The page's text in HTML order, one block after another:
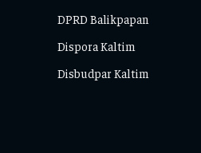
DPRD Balikpapan
Dispora Kaltim
Disbudpar Kaltim